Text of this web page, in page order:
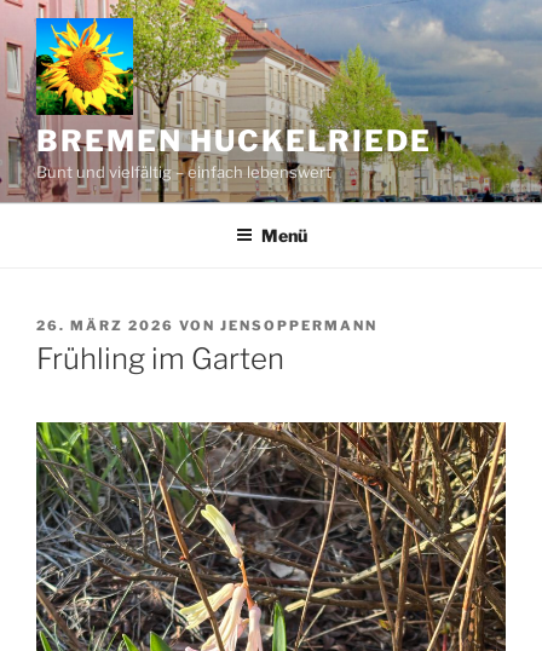
Zum
Inhalt
springen
BREMEN HUCKELRIEDE
Bunt und vielfältig – einfach lebenswert
Menü
VERÖFFENTLICHT
AM
26. MÄRZ 2026 VON JENSOPPERMANN
Frühling im Garten